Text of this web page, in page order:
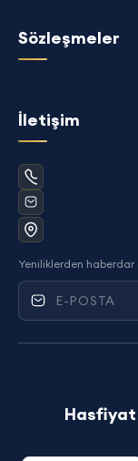
Sözleşmeler
İletişim
Yeniliklerden haberdar
Hasfiyat